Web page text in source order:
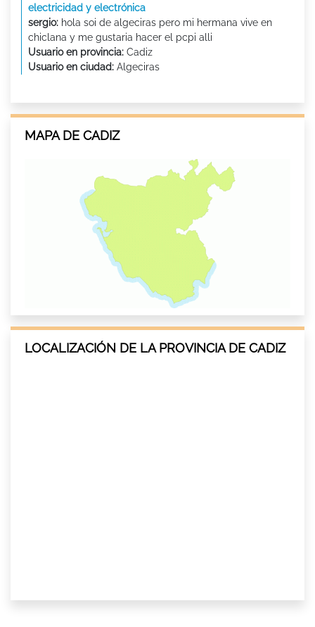
electricidad y electrónica
sergio: hola soi de algeciras pero mi hermana vive en
chiclana y me gustaria hacer el pcpi alli
Usuario en provincia: Cadiz
Usuario en ciudad: Algeciras
MAPA DE CADIZ
LOCALIZACIÓN DE LA PROVINCIA DE CADIZ